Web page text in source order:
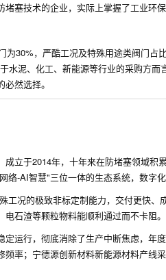
塞技术的企业，实际上掌握了工业环保
30%，严酷工况及特殊用途类阀门占
泥、化工、新能源等行业的采购方而
然选择。
立于2014年，十年来在防堵塞领域积
-AI智慧"三位一体的生态系统，数字化
工况的极致非标定制能力，交付更快、
石渣等颗粒物料能顺利通过而不卡阻。
运行，彻底消除了生产中断焦虑，年
率；宁德源创新材料新能源材料产线